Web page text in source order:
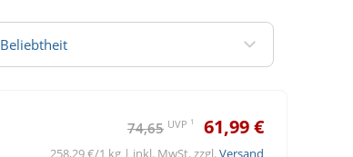
Beliebtheit
74,65 UVP 1 61,99 €
258,29 €/1 kg | inkl. MwSt. zzgl.Versand